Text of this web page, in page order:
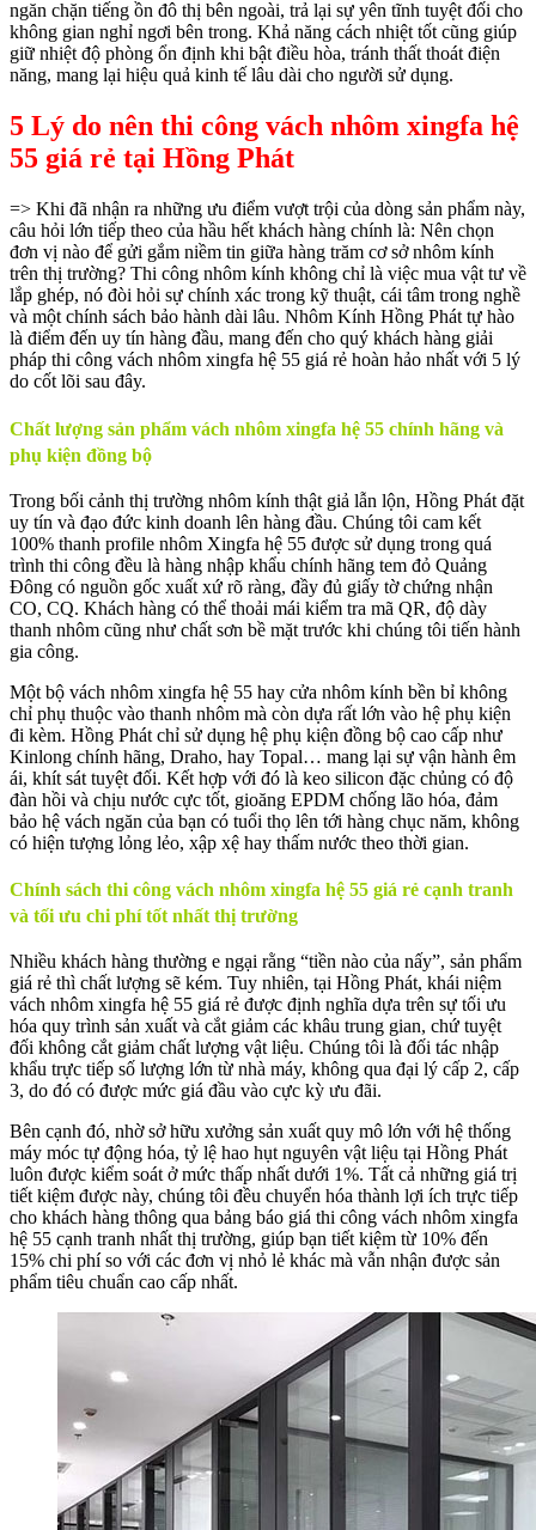
ngăn chặn tiếng ồn đô thị bên ngoài, trả lại sự yên tĩnh tuyệt đối cho
không gian nghỉ ngơi bên trong. Khả năng cách nhiệt tốt cũng giúp
giữ nhiệt độ phòng ổn định khi bật điều hòa, tránh thất thoát điện
năng, mang lại hiệu quả kinh tế lâu dài cho người sử dụng.
5 Lý do nên thi công vách nhôm xingfa hệ
55 giá rẻ tại Hồng Phát
=> Khi đã nhận ra những ưu điểm vượt trội của dòng sản phẩm này,
câu hỏi lớn tiếp theo của hầu hết khách hàng chính là: Nên chọn
đơn vị nào để gửi gắm niềm tin giữa hàng trăm cơ sở nhôm kính
trên thị trường? Thi công nhôm kính không chỉ là việc mua vật tư về
lắp ghép, nó đòi hỏi sự chính xác trong kỹ thuật, cái tâm trong nghề
và một chính sách bảo hành dài lâu. Nhôm Kính Hồng Phát tự hào
là điểm đến uy tín hàng đầu, mang đến cho quý khách hàng giải
pháp thi công vách nhôm xingfa hệ 55 giá rẻ hoàn hảo nhất với 5 lý
do cốt lõi sau đây.
Chất lượng sản phẩm vách nhôm xingfa hệ 55 chính hãng và
phụ kiện đồng bộ
Trong bối cảnh thị trường nhôm kính thật giả lẫn lộn, Hồng Phát đặt
uy tín và đạo đức kinh doanh lên hàng đầu. Chúng tôi cam kết
100% thanh profile nhôm Xingfa hệ 55 được sử dụng trong quá
trình thi công đều là hàng nhập khẩu chính hãng tem đỏ Quảng
Đông có nguồn gốc xuất xứ rõ ràng, đầy đủ giấy tờ chứng nhận
CO, CQ. Khách hàng có thể thoải mái kiểm tra mã QR, độ dày
thanh nhôm cũng như chất sơn bề mặt trước khi chúng tôi tiến hành
gia công.
Một bộ vách nhôm xingfa hệ 55 hay cửa nhôm kính bền bỉ không
chỉ phụ thuộc vào thanh nhôm mà còn dựa rất lớn vào hệ phụ kiện
đi kèm. Hồng Phát chỉ sử dụng hệ phụ kiện đồng bộ cao cấp như
Kinlong chính hãng, Draho, hay Topal… mang lại sự vận hành êm
ái, khít sát tuyệt đối. Kết hợp với đó là keo silicon đặc chủng có độ
đàn hồi và chịu nước cực tốt, gioăng EPDM chống lão hóa, đảm
bảo hệ vách ngăn của bạn có tuổi thọ lên tới hàng chục năm, không
có hiện tượng lỏng lẻo, xập xệ hay thấm nước theo thời gian.
Chính sách thi công vách nhôm xingfa hệ 55 giá rẻ cạnh tranh
và tối ưu chi phí tốt nhất thị trường
Nhiều khách hàng thường e ngại rằng “tiền nào của nấy”, sản phẩm
giá rẻ thì chất lượng sẽ kém. Tuy nhiên, tại Hồng Phát, khái niệm
vách nhôm xingfa hệ 55 giá rẻ được định nghĩa dựa trên sự tối ưu
hóa quy trình sản xuất và cắt giảm các khâu trung gian, chứ tuyệt
đối không cắt giảm chất lượng vật liệu. Chúng tôi là đối tác nhập
khẩu trực tiếp số lượng lớn từ nhà máy, không qua đại lý cấp 2, cấp
3, do đó có được mức giá đầu vào cực kỳ ưu đãi.
Bên cạnh đó, nhờ sở hữu xưởng sản xuất quy mô lớn với hệ thống
máy móc tự động hóa, tỷ lệ hao hụt nguyên vật liệu tại Hồng Phát
luôn được kiểm soát ở mức thấp nhất dưới 1%. Tất cả những giá trị
tiết kiệm được này, chúng tôi đều chuyển hóa thành lợi ích trực tiếp
cho khách hàng thông qua bảng báo giá thi công vách nhôm xingfa
hệ 55 cạnh tranh nhất thị trường, giúp bạn tiết kiệm từ 10% đến
15% chi phí so với các đơn vị nhỏ lẻ khác mà vẫn nhận được sản
phẩm tiêu chuẩn cao cấp nhất.